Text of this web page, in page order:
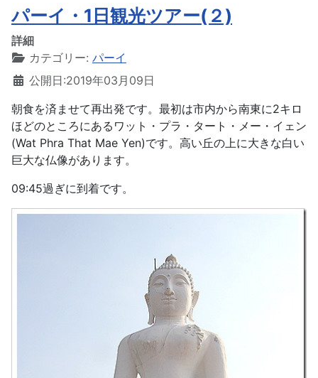
パーイ・1日観光ツアー(２)
詳細
カテゴリー: パーイ
公開日:2019年03月09日
朝食を済ませて再出発です。最初は市内から南東に2キロ
ほどのところにあるワット・プラ・タート・メー・イェン
(Wat Phra That Mae Yen)です。高い丘の上に大きな白い
巨大な仏像があります。
09:45過ぎに到着です。